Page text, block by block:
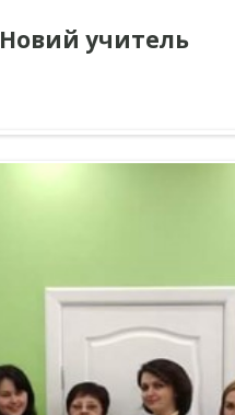
Новий учитель